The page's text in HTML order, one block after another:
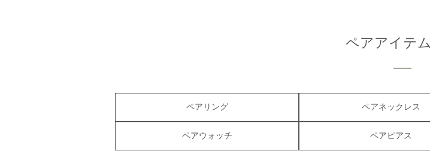
ペアアイテ
ペアリング ペアネックレス
ペアウォッチ ペアピアス